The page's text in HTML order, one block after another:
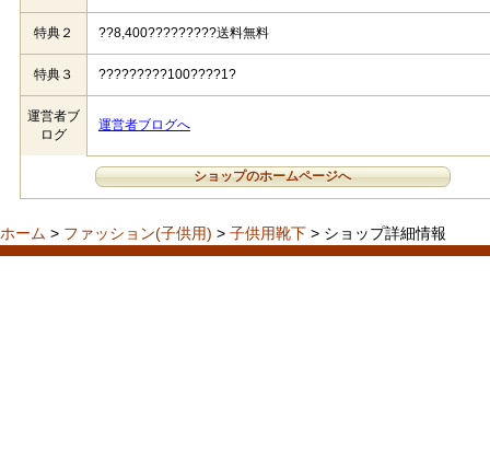
特典２ ??8,400?????????送料無料
特典３ ?????????100????1?
運営者ブ
ログ
運営者ブログへ
ショップのホームページへ
ホーム > ファッション(子供用) > 子供用靴下 > ショップ詳細情報